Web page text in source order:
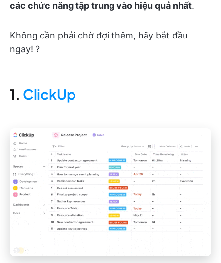
các chức năng tập trung vào hiệu quả nhất.
Không cần phải chờ đợi thêm, hãy bắt đầu
ngay! ?
1. ClickUp